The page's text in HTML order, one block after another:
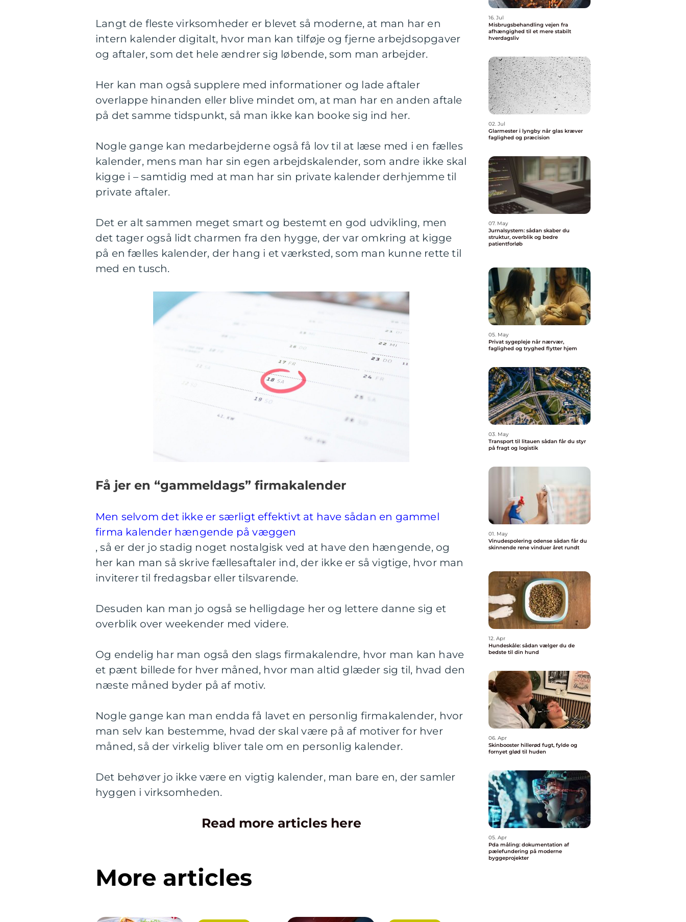
Langt de fleste virksomheder er blevet så moderne, at man har en
intern kalender digitalt, hvor man kan tilføje og fjerne arbejdsopgaver
og aftaler, som det hele ændrer sig løbende, som man arbejder.
Her kan man også supplere med informationer og lade aftaler
overlappe hinanden eller blive mindet om, at man har en anden aftale
på det samme tidspunkt, så man ikke kan booke sig ind her.
Nogle gange kan medarbejderne også få lov til at læse med i en fælles
kalender, mens man har sin egen arbejdskalender, som andre ikke skal
kigge i – samtidig med at man har sin private kalender derhjemme til
private aftaler.
Det er alt sammen meget smart og bestemt en god udvikling, men
det tager også lidt charmen fra den hygge, der var omkring at kigge
på en fælles kalender, der hang i et værksted, som man kunne rette til
med en tusch.
Få jer en “gammeldags” firmakalender
Men selvom det ikke er særligt effektivt at have sådan en gammel
firma kalender hængende på væggen
, så er der jo stadig noget nostalgisk ved at have den hængende, og
her kan man så skrive fællesaftaler ind, der ikke er så vigtige, hvor man
inviterer til fredagsbar eller tilsvarende.
Desuden kan man jo også se helligdage her og lettere danne sig et
overblik over weekender med videre.
Og endelig har man også den slags firmakalendre, hvor man kan have
et pænt billede for hver måned, hvor man altid glæder sig til, hvad den
næste måned byder på af motiv.
Nogle gange kan man endda få lavet en personlig firmakalender, hvor
man selv kan bestemme, hvad der skal være på af motiver for hver
måned, så der virkelig bliver tale om en personlig kalender.
Det behøver jo ikke være en vigtig kalender, man bare en, der samler
hyggen i virksomheden.
Read more articles here
More articles
16. Jul
Misbrugsbehandling vejen fra
afhængighed til et mere stabilt
hverdagsliv
02. Jul
Glarmester i lyngby når glas kræver
faglighed og præcision
07. May
Jurnalsystem: sådan skaber du
struktur, overblik og bedre
patientforløb
05. May
Privat sygepleje når nærvær,
faglighed og tryghed flytter hjem
03. May
Transport til litauen sådan får du styr
på fragt og logistik
01. May
Vinudespolering odense sådan får du
skinnende rene vinduer året rundt
12. Apr
Hundeskåle: sådan vælger du de
bedste til din hund
06. Apr
Skinbooster hillerød fugt, fylde og
fornyet glød til huden
05. Apr
Pda måling: dokumentation af
pælefundering på moderne
byggeprojekter